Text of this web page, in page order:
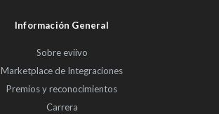
Información General
Sobre eviivo
Marketplace de Integraciones
Premios y reconocimientos
Carrera